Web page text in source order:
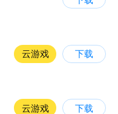
云游戏 下载
云游戏 下载